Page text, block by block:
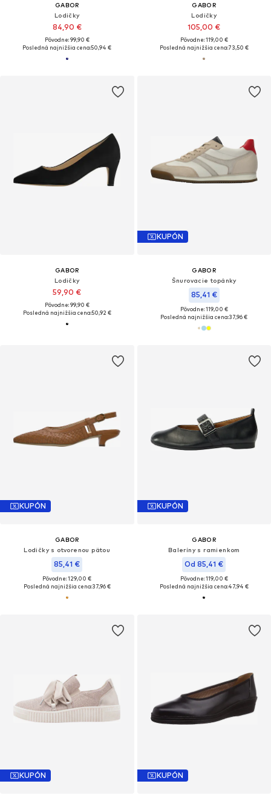
GABOR
Lodičky
84,90 €
Pôvodne: 99,90 €
Posledná najnižšia cena:50,94 €
GABOR
Lodičky
105,00 €
Pôvodne: 119,00 €
Posledná najnižšia cena:73,50 €
GABOR
Lodičky
59,90 €
Pôvodne: 99,90 €
Posledná najnižšia cena:50,92 €
KUPÓN
GABOR
Šnurovacie topánky
85,41 €
Pôvodne: 119,00 €
Posledná najnižšia cena:37,96 €
KUPÓN
GABOR
Lodičky s otvorenou pätou
85,41 €
Pôvodne: 129,00 €
Posledná najnižšia cena:37,96 €
KUPÓN
GABOR
Baleríny s ramienkom
Od 85,41 €
Pôvodne: 119,00 €
Posledná najnižšia cena:47,94 €
KUPÓN KUPÓN